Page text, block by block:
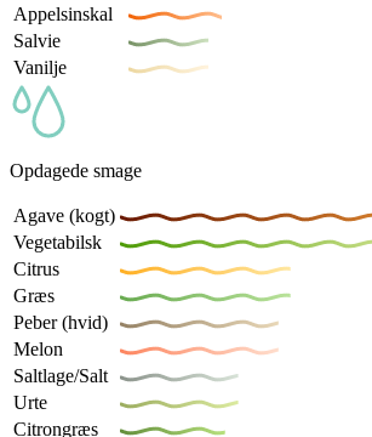
Appelsinskal
Salvie
Vanilje
Opdagede smage
Agave (kogt)
Vegetabilsk
Citrus
Græs
Peber (hvid)
Melon
Saltlage/Salt
Urte
Citrongræs